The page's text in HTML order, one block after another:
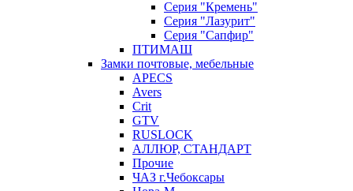
Серия "Кремень"
Серия "Лазурит"
Серия "Сапфир"
ПТИМАШ
Замки почтовые, мебельные
APECS
Avers
Crit
GTV
RUSLOCK
АЛЛЮР, СТАНДАРТ
Прочие
ЧАЗ г.Чебоксары